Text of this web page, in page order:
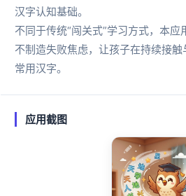
汉字认知基础。
不同于传统“闯关式”学习方式，本应
不制造失败焦虑，让孩子在持续接
常用汉字。
应用截图